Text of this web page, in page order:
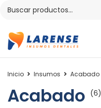
Inicio Insumos Acabado
Acabado (6)